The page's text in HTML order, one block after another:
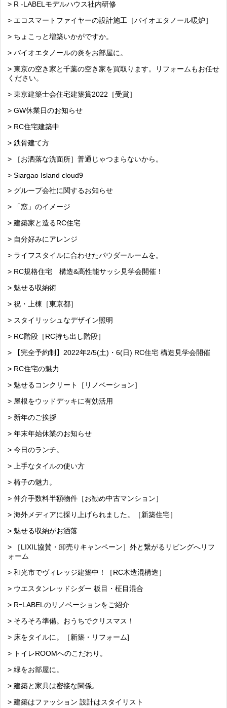
> R -LABELモデルハウス社内研修
> エコスマートファイヤーの設計施工［バイオエタノール暖炉］
> ちょこっと増築いかがですか。
> バイオエタノールの炎をお部屋に。
> 東京の空き家と千葉の空き家を買取ります。リフォームもお任せ
ください。
> 東京建築士会住宅建築賞2022［受賞］
> GW休業日のお知らせ
> RC住宅建築中
> 鉄骨建て方
> ［お洒落な洗面所］普通じゃつまらないから。
> Siargao Island cloud9
> グループ会社に関するお知らせ
> 「窓」のイメージ
> 建築家と造るRC住宅
> 自分好みにアレンジ
> ライフスタイルに合わせたパウダールームを。
> RC規格住宅 構造&高性能サッシ見学会開催！
> 魅せる収納術
> 祝・上棟［東京都］
> スタイリッシュなデザイン照明
> RC階段［RC持ち出し階段］
> 【完全予約制】2022年2/5(土)・6(日) RC住宅 構造見学会開催
> RC住宅の魅力
> 魅せるコンクリート［リノベーション］
> 屋根をウッドデッキに有効活用
> 新年のご挨拶
> 年末年始休業のお知らせ
> 今日のランチ。
> 上手なタイルの使い方
> 椅子の魅力。
> 仲介手数料半額物件［お勧め中古マンション］
> 海外メディアに採り上げられました。［新築住宅］
> 魅せる収納がお洒落
> ［LIXIL協賛・卸売りキャンペーン］外と繋がるリビングへリフ
ォーム
> 和光市でヴィレッジ建築中！［RC木造混構造］
> ウエスタンレッドシダー 板目・柾目混合
> RｰLABELのリノベーションをご紹介
> そろそろ準備。おうちでクリスマス！
> 床をタイルに。［新築・リフォーム]
> トイレROOMへのこだわり。
> 緑をお部屋に。
> 建築と家具は密接な関係。
> 建築はファッション 設計はスタイリスト